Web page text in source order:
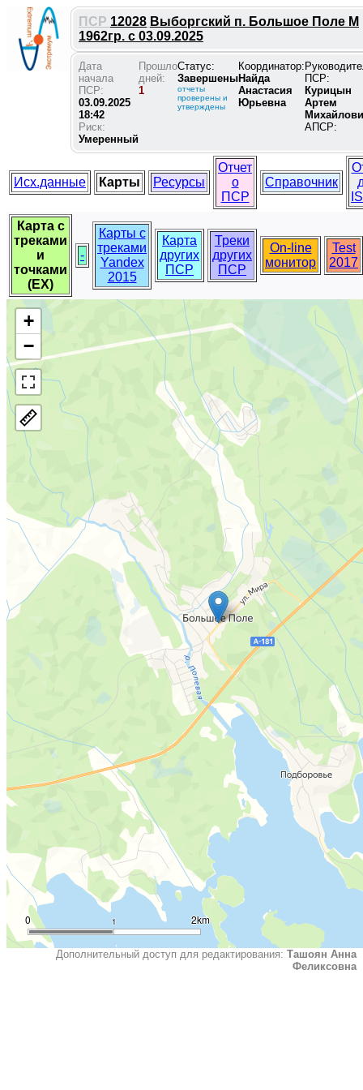
ПСР 12028 Выборгский п. Большое Поле М
1962гр. с 03.09.2025
Дата
начала
ПСР:
03.09.2025
18:42
Риск:
Умеренный
Прошло
дней:
1
Статус:
Завершены
отчеты
проверены и
утверждены
Координатор:
Найда
Анастасия
Юрьевна
ПСР:
Курицын
Артем
АПСР:
Исх.данные Карты Ресурсы
Отчет
о
ПСР
Справочник
Карта с
треками
и
точками
(EX)
-
Карты с
треками
Yandex
2015
Карта
других
ПСР
Треки
других
ПСР
On-line
монитор
Test
2017
+
−
1
0 2km
Дополнительный доступ для редактирования: Ташоян Анна
Феликсовна